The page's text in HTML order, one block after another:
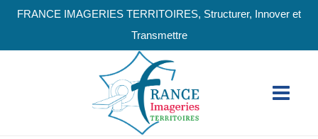
FRANCE IMAGERIES TERRITOIRES, Structurer, Innover et
Transmettre